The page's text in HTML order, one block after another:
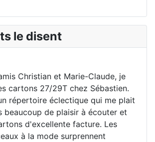
le disent
Christian et Marie-Claude, je
cartons 27/29T chez Sébastien.
répertoire éclectique qui me plait
beaucoup de plaisir à écouter et
d'excellente facture. Les
à la mode surprennent